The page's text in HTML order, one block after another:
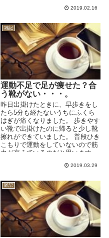
2019.02.16
雑記
運動不足で足が痩せた？合
う靴がない・・・。
昨日出掛けたときに、早歩きをし
たら5分も経たないうちにふくら
はぎが痛くなりました。 歩きやす
い靴で出掛けたのに帰ると少し靴
擦れができていました。 普段ひき
こもりで運動をしていないので筋
力が衰えているのだと思います。
2019.03.29
雑記